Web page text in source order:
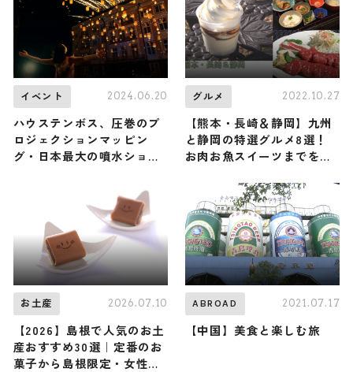
イベント 2024.06.20
ハウステンボス、圧巻のプ
ロジェクションマッピン
グ・日本最大の噴水ショー
「スペクタクルサマーフェ
スティバル」開催
グルメ 2022.10.27
【熊本・長崎＆静岡】九州
と静岡の特選グルメ8選！
お肉お魚スイーツまでをご
お土産 2026.07.10
【2026】島根で人気のお土
産おすすめ30選｜定番のお
菓子から島根限定・女性向
ABROAD 2021.07.17
【中国】美食と楽しむ旅